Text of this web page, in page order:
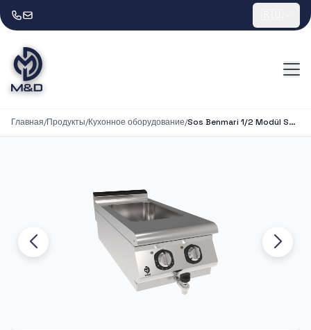
Главная/Продукты/Кухонное оборудование/ Sos Benmari 1/2 Modül Set Üstü